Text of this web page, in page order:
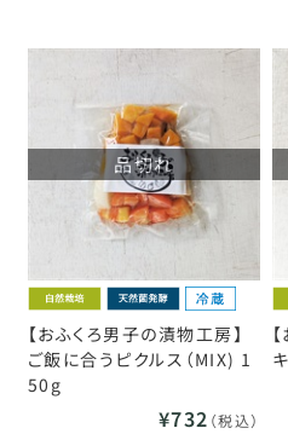
品切れ
【おふくろ男子の漬物工房】
ご飯に合うピクルス（MIX) 1
50g
¥732 （税込）